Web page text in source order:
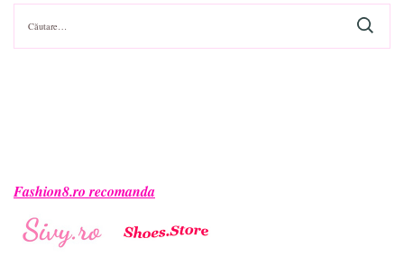
Caută
după:
Fashion8.ro recomanda